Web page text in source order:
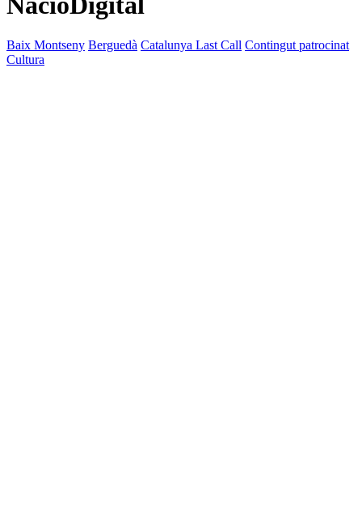
Baix Montseny Berguedà Catalunya Last Call Contingut patrocinat
Cultura